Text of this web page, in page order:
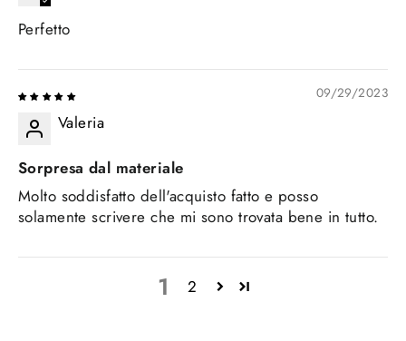
Perfetto
09/29/2023
Valeria
Sorpresa dal materiale
Molto soddisfatto dell'acquisto fatto e posso
solamente scrivere che mi sono trovata bene in tutto.
1 2